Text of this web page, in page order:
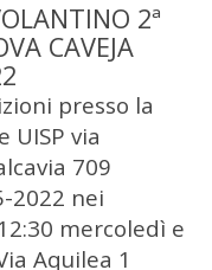
2ª
CAVEJA
presso la
UISP via
709
2022 nei
mercoledì e
Aquilea 1